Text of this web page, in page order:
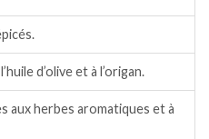
d’olive et à l’origan.
aux herbes aromatiques et à